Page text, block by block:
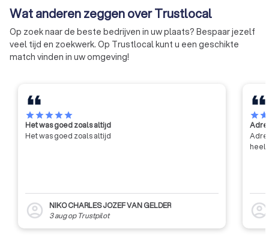
verkrijgen van het gewest of de
gewesten waarin het werkzaam
is.
Wat anderen zeggen over Trustlocal
Op zoek naar de beste bedrijven in uw plaats? Bespaar jezelf
veel tijd en zoekwerk. Op Trustlocal kunt u een geschikte
match vinden in uw omgeving!
starstarstarstarstar
Het was goed zoals altijd
Het was goed zoals altijd
account_circle
NIKO CHARLES JOZEF VAN GELDER
3 augop Trustpilot
starstar
heel
account_circle